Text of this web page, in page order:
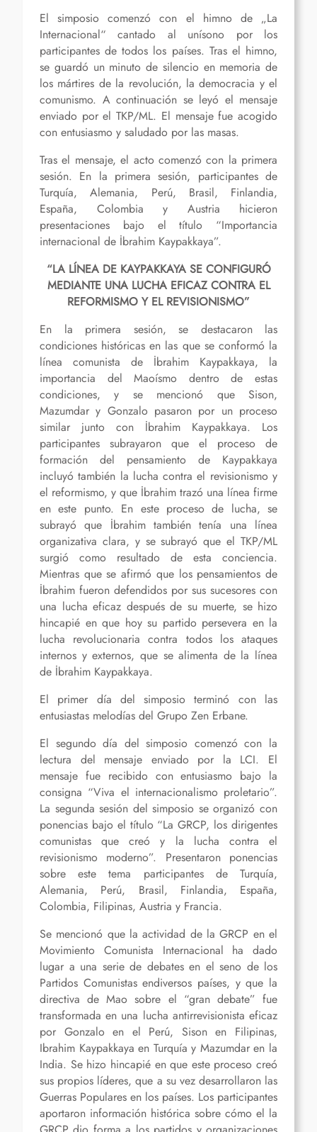
El simposio comenzó con el himno de „La
Internacional“ cantado al unísono por los
participantes de todos los países. Tras el himno,
se guardó un minuto de silencio en memoria de
los mártires de la revolución, lademocracia y el
comunismo. A continuación se leyó el mensaje
enviado por el TKP/ML. El mensaje fue acogido
con entusiasmo y saludado por las masas.
Tras el mensaje, el acto comenzó con la primera
sesión. En la primera sesión, participantes de
Turquía, Alemania, Perú, Brasil, Finlandia,
España, Colombia y Austria hicieron
presentaciones bajo el título “Importancia
internacional de İbrahim Kaypakkaya”.
“LA LÍNEA DE KAYPAKKAYA SE CONFIGURÓ
MEDIANTE UNA LUCHA EFICAZ CONTRA EL
REFORMISMO Y EL REVISIONISMO”
En la primera sesión, se destacaron las
condiciones históricas en las que se conformó la
línea comunista de İbrahim Kaypakkaya, la
importancia del Maoísmo dentro de estas
condiciones, y se mencionó que Sison,
Mazumdar y Gonzalo pasaron por un proceso
similar junto con İbrahim Kaypakkaya. Los
participantes subrayaron que el proceso de
formación del pensamiento de Kaypakkaya
incluyó también la lucha contra el revisionismo y
el reformismo, y que İbrahim trazó una línea firme
en este punto. En este proceso de lucha, se
subrayó que İbrahim también tenía una línea
organizativa clara, y se subrayó que el TKP/ML
surgió como resultado de esta conciencia.
Mientras que se afirmó que los pensamientos de
İbrahim fueron defendidos por sus sucesores con
una lucha eficaz después de su muerte, se hizo
hincapié en que hoy su partido persevera en la
lucha revolucionaria contra todos los ataques
internos y externos, que se alimenta de la línea
de İbrahim Kaypakkaya.
El primer día del simposio terminó con las
entusiastas melodías del Grupo Zen Erbane.
El segundo día del simposio comenzó con la
lectura del mensaje enviado por la LCI. El
mensaje fue recibido con entusiasmo bajo la
consigna “Viva el internacionalismo proletario”.
La segunda sesión del simposio se organizó con
ponencias bajo el título “La GRCP, los dirigentes
comunistas que creó y la lucha contra el
revisionismo moderno”. Presentaron ponencias
sobre este tema participantes de Turquía,
Alemania, Perú, Brasil, Finlandia, España,
Colombia, Filipinas, Austria y Francia.
Se mencionó que la actividad de la GRCP en el
Movimiento Comunista Internacional ha dado
lugar a una serie de debates en el seno de los
Partidos Comunistasendiversos países, y que la
directivade Mao sobre el “gran debate” fue
transformada en una lucha antirrevisionista eficaz
por Gonzaloen el Perú, Sison en Filipinas,
Ibrahim Kaypakkaya en Turquía y Mazumdar en la
India. Se hizo hincapié en que este proceso creó
sus propios líderes, que a su vez desarrollaron las
Guerras Populares en los países. Los participantes
aportaron información histórica sobre cómo el la